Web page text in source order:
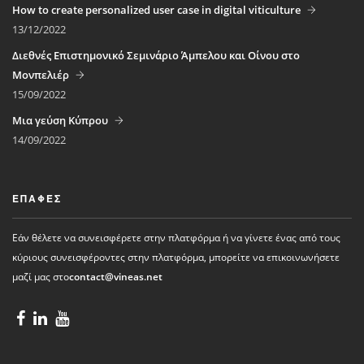
How to create personalized user case in digital viticulture
13/12/2022
Διεθνές Επιστημονικό Σεμινάριο Άμπελου και Οίνου στο
Μονπελιέρ
15/09/2022
Μια γεύση Κύπρου
14/09/2022
ΕΠΑΦΈΣ
Εάν θέλετε να συνεισφέρετε στην πλατφόρμα ή να γίνετε ένας από τους
κύριους συνεισφέροντες στην πλατφόρμα, μπορείτε να επικοινωνήσετε
μαζί μας στοcontact@vineas.net